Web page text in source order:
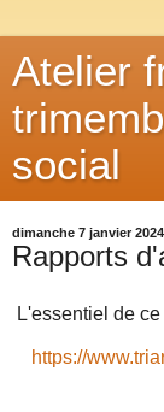
Atelier
social
dimanche 7 janvier 2024
Rapports
L'essentiel de
https://